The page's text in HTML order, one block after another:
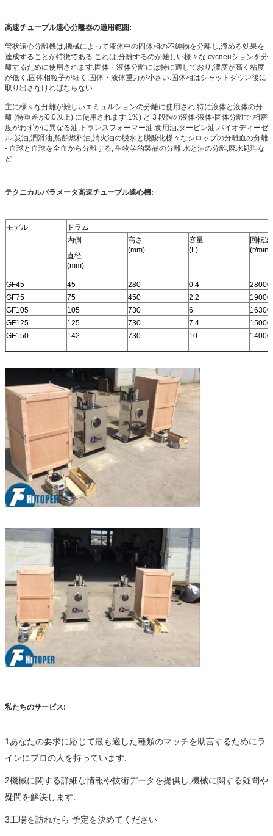
高速チューブル遠心分離器の適用範囲:
管状遠心分離機は,機械によって液体中の固体相の不純物を分離し,澄める効果を
達成することが特徴である.これは,分離するのが難しい様々な суспенションを分
離するために使用されます.固体・液体分離には特に適しており,濃度が高く粘度
が低く,固体相粒子が細く,固体・液体重力が小さい.固体相はシャットダウン後に
取り出さなければならない.
主に様々な分離が難しいエミュルションの分離に使用され,特に液体と液体の分
離 (特重差が0.0以上) に使用されます.1%) と 3 段階の液体-液体-固体分離で,相密
度がわずかに異なる油,トランスフォーマー油,食用油,タービン油,バイオディーゼ
ル,炭油,潤滑油,船舶燃料油,消火油の脱水と脱酸化様々なシロップの分離血の分離
- 血球と血球を全血から分離する; 生物学的製品の分離,水と油の分離,廃水処理な
ど.
テクニカルパラメータ高速チューブル遠心機:
モデル
ドラム
内側
直径
(mm)
高さ
(mm)
容量
(L)
回転
(r/min)
GF45 45 280 0.4
28000
GF75
75 450 2.2
19000
GF105
105 730 6
16300
GF125
125 730 7.4
15000
GF150
142 730 10 14000
私たちのサービス:
1あなたの要求に応じて最も適した種類のマッチを助言するためにラ
インにプロの人を持っています.
2機械に関する詳細な情報や技術データを提供し,機械に関する疑問や
疑問を解決します.
3工場を訪れたら 予定を決めてください